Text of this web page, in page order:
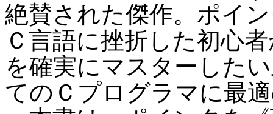
絶賛された傑作。ポイ
Ｃ言語に挫折した初心
を確実にマスターした
てのＣプログラマに最